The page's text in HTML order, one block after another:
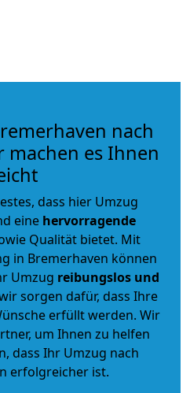
nach
machen es Ihnen
dass hier Umzug
eine hervorragende
Qualität bietet. Mit
in Bremerhaven können
Umzug reibungslos und
sorgen dafür, dass Ihre
erfüllt werden. Wir
um Ihnen zu helfen
dass Ihr Umzug nach
erfolgreicher ist.